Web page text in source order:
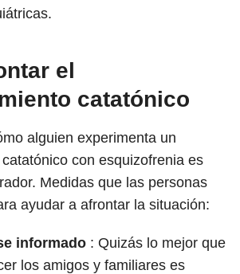
el
catatónico
alguien experimenta un
con esquizofrenia es
Medidas que las personas
ayudar a afrontar la situación:
informado : Quizás lo mejor que
los amigos y familiares es